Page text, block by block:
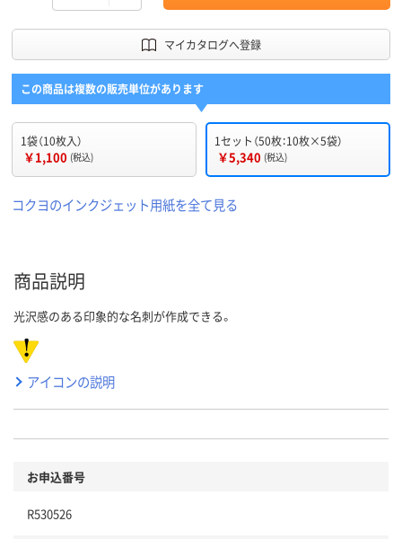
マイカタログへ登録
この商品は複数の販売単位があります
1袋（10枚入）
￥1,100 (税込)
1セット（50枚：10枚×5袋）
￥5,340 (税込)
コクヨのインクジェット用紙を全て見る
商品説明
光沢感のある印象的な名刺が作成できる。
アイコンの説明
お申込番号
R530526